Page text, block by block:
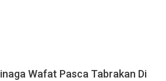
Wafat Pasca Tabrakan Di